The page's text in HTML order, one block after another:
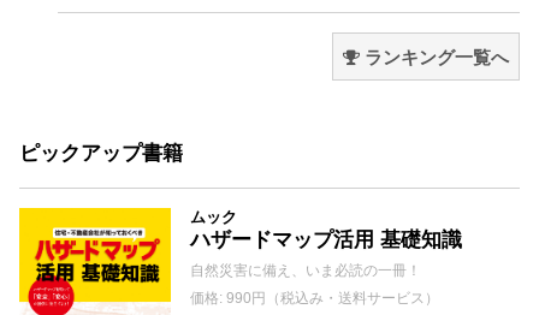
ランキング一覧へ
ピックアップ書籍
ムック
ハザードマップ活用 基礎知識
自然災害に備え、いま必読の一冊！
価格: 990円（税込み・送料サービス）